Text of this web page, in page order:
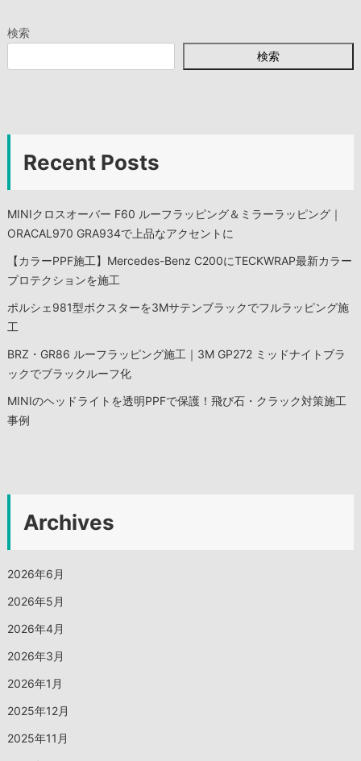
検索
検索
Recent Posts
MINIクロスオーバー F60 ルーフラッピング＆ミラーラッピング｜
ORACAL970 GRA934で上品なアクセントに
【カラーPPF施工】Mercedes-Benz C200にTECKWRAP最新カラー
プロテクションを施工
ポルシェ981型ボクスターを3Mサテンブラックでフルラッピング施
工
BRZ・GR86 ルーフラッピング施工｜3M GP272 ミッドナイトブラ
ックでブラックルーフ化
MINIのヘッドライトを透明PPFで保護！飛び石・クラック対策施工
事例
Archives
2026年6月
2026年5月
2026年4月
2026年3月
2026年1月
2025年12月
2025年11月